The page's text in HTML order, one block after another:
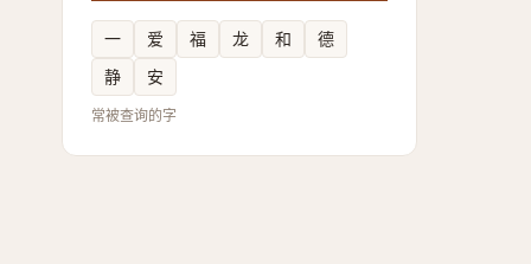
一 爱 福 龙 和
德
静
安
常被查询的字